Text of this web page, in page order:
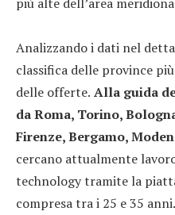
Analizzando i dati nel
classifica delle province
delle offerte. Alla guida
da Roma, Torino,
Firenze, Bergamo,
cercano attualmente
technology tramite la
compresa tra i 25 e 35 anni.